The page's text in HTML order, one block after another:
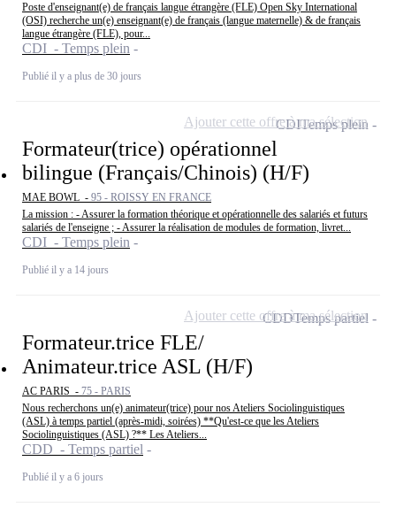
Poste d'enseignant(e) de français langue étrangère (FLE) Open Sky International
(OSI) recherche un(e) enseignant(e) de français (langue maternelle) & de français
langue étrangère (FLE), pour...
CDI - Temps plein
Publié il y a plus de 30 jours
Formateur(trice) opérationnel
bilingue (Français/Chinois) (H/F)
MAE BOWL - 95 - ROISSY EN FRANCE
La mission : - Assurer la formation théorique et opérationnelle des salariés et futurs
salariés de l'enseigne ; - Assurer la réalisation de modules de formation, livret...
CDI - Temps plein
Publié il y a 14 jours
CDITemps plein
Ajouter cette offre à ma sélection
Formateur.trice FLE/
Animateur.trice ASL (H/F)
AC PARIS - 75 - PARIS
Nous recherchons un(e) animateur(trice) pour nos Ateliers Sociolinguistiques
(ASL) à temps partiel (après-midi, soirées) **Qu'est-ce que les Ateliers
Sociolinguistiques (ASL) ?** Les Ateliers...
CDD - Temps partiel
Publié il y a 6 jours
CDDTemps partiel
Ajouter cette offre à ma sélection